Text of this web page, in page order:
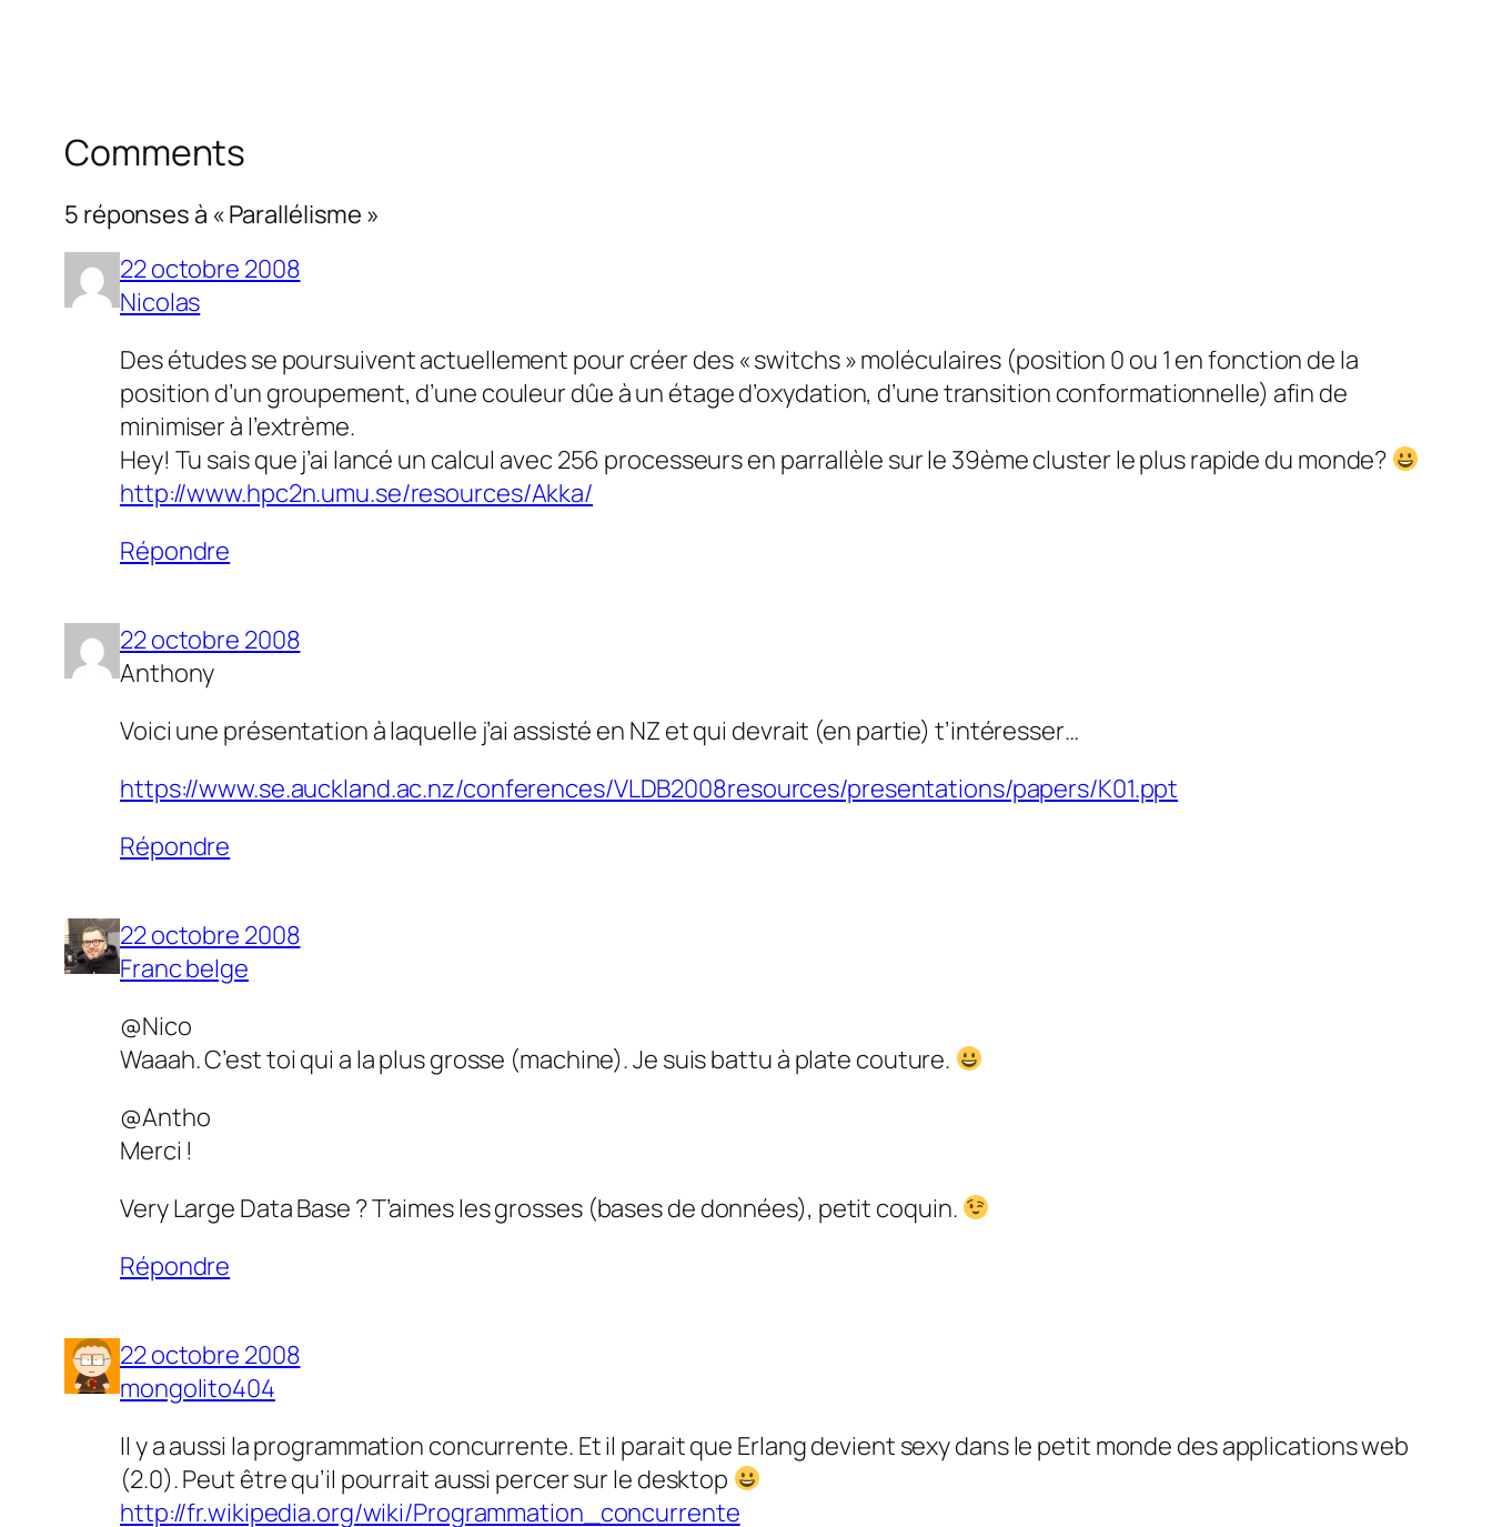
Comments
5 réponses à « Parallélisme »
22 octobre 2008
Nicolas
Des études se poursuivent actuellement pour créer des « switchs » moléculaires (position 0 ou 1 en fonction de la
position d’un groupement, d’une couleur dûe à un étage d’oxydation, d’une transition conformationnelle) afin de
minimiser à l’extrème.
Hey! Tu sais que j’ai lancé un calcul avec 256 processeurs en parrallèle sur le 39ème cluster le plus rapide du monde?
http://www.hpc2n.umu.se/resources/Akka/
Répondre
22 octobre 2008
Anthony
Voici une présentation à laquelle j’ai assisté en NZ et qui devrait (en partie) t’intéresser…
https://www.se.auckland.ac.nz/conferences/VLDB2008resources/presentations/papers/K01.ppt
Répondre
22 octobre 2008
Franc belge
@Nico
Waaah. C’est toi qui a la plus grosse (machine). Je suis battu à plate couture.
@Antho
Merci !
Very Large Data Base ? T’aimes les grosses (bases de données), petit coquin.
Répondre
22 octobre 2008
mongolito404
Il y a aussi la programmation concurrente. Et il parait que Erlang devient sexy dans le petit monde des applications web
(2.0). Peut être qu’il pourrait aussi percer sur le desktop
http://fr.wikipedia.org/wiki/Programmation_concurrente